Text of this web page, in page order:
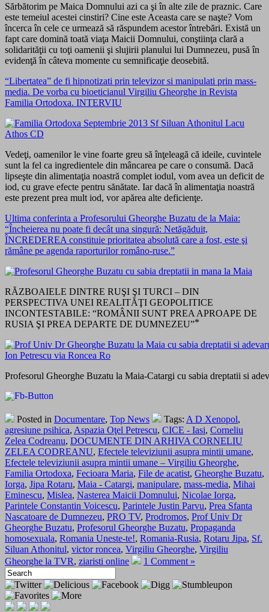
Sărbătorim pe Maica Domnului azi ca şi în alte zile de praznic. Care
este temeiul acestei cinstiri? Cine este Aceasta care se naşte? Vom
încerca în cele ce urmează să răspundem acestor întrebări. Există un
fapt care domină toată viaţa Maicii Domnului, conştiinţa clară a
solidarităţii cu toţi oamenii şi slujirii planului lui Dumnezeu, pusă în
evidenţă în câteva momente cu semnificaţie deosebită.
“Libertatea” de fi hipnotizati prin televizor si manipulati prin mass-
media. De vorba cu bioeticianul Virgiliu Gheorghe in Revista
Familia Ortodoxa. INTERVIU
Vedeţi, oamenilor le vine foarte greu să înţeleagă că ideile, cuvintele
sunt la fel ca ingredientele din mâncarea pe care o consumă. Dacă
lipseşte din alimentaţia noastră complet iodul, vom avea un deficit de
iod, cu grave efecte pentru sănătate. Iar dacă în alimentaţia noastră
este prezent prea mult iod, vor apărea alte deficienţe.
Ultima conferinta a Profesorului Gheorghe Buzatu de la Maia:
“Încheierea nu poate fi decât una singură: Netăgăduit,
ÎNCREDEREA constituie prioritatea absolută care a fost, este şi
rămâne pe agenda raporturilor româno-ruse.”
RĂZBOAIELE DINTRE RUŞI ŞI TURCI – DIN
PERSPECTIVA UNEI REALITĂŢI GEOPOLITICE
INCONTESTABILE: “ROMÂNII SUNT PREA APROAPE DE
RUSIA ŞI PREA DEPARTE DE DUMNEZEU” ⃰
Profesorul Gheorghe Buzatu la Maia-Catargi cu sabia dreptatii si
Posted in Documentare, Top News Tags: A D Xenopol,
agresiune psihica, Aspazia Oţel Petrescu, CICE - Iasi, Corneliu
Zelea Codreanu, DOCUMENTE DIN ARHIVA CORNELIU
ZELEA CODREANU, Efectele televiziunii asupra mintii umane,
Efectele televiziunii asupra mintii umane – Virgiliu Gheorghe,
Familia Ortodoxa, Fecioara Maria, File de acatist, Gheorghe Buzatu,
Iorga, Jipa Rotaru, Maia - Catargi, manipulare, mass-media, Mihai
Eminescu, Mislea, Nasterea Maicii Domnului, Nicolae Iorga,
Parintele Constantin Voicescu, Parintele Justin Parvu, Prea Sfanta
Nascatoare de Dumnezeu, PRO TV, Prodromos, Prof Univ Dr
Gheorghe Buzatu, Profesorul Gheorghe Buzatu, Propaganda
homosexuala, Romania Uneste-te!, Romania-Rusia, Rotaru Jipa, Sf.
Siluan Athonitul, victor roncea, Virgiliu Gheorghe, Virgiliu
Gheorghe la TVR, ziaristi online 1 Comment »